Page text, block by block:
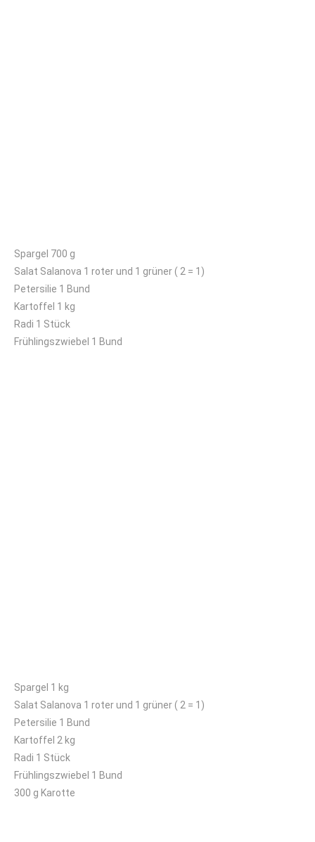
Spargel 700 g
Salat Salanova 1 roter und 1 grüner ( 2 = 1)
Petersilie 1 Bund
Kartoffel 1 kg
Radi 1 Stück
Frühlingszwiebel 1 Bund
Spargel 1 kg
Salat Salanova 1 roter und 1 grüner ( 2 = 1)
Petersilie 1 Bund
Kartoffel 2 kg
Radi 1 Stück
Frühlingszwiebel 1 Bund
300 g Karotte